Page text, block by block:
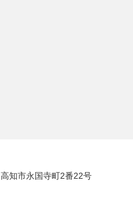
高知市永国寺町2番22号